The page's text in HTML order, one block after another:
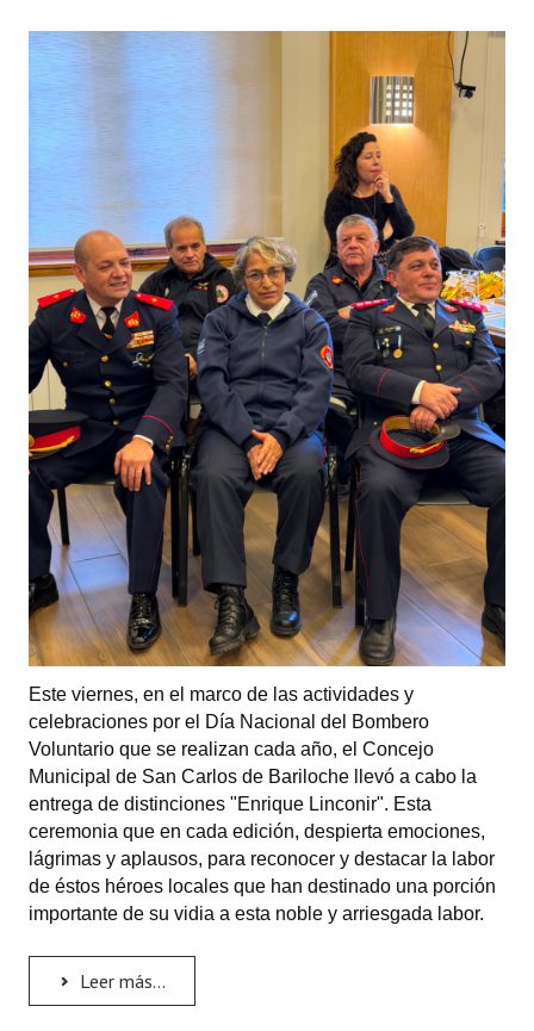
Este viernes, en el marco de las actividades y
celebraciones por el Día Nacional del Bombero
Voluntario que se realizan cada año, el Concejo
Municipal de San Carlos de Bariloche llevó a cabo la
entrega de distinciones "Enrique Linconir". Esta
ceremonia que en cada edición, despierta emociones,
lágrimas y aplausos, para reconocer y destacar la labor
de éstos héroes locales que han destinado una porción
importante de su vidia a esta noble y arriesgada labor.
Leer más...